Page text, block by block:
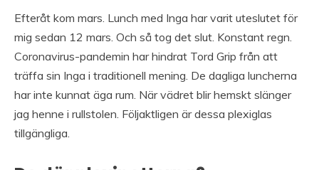
Efteråt kom mars. Lunch med Inga har varit uteslutet för
mig sedan 12 mars. Och så tog det slut. Konstant regn.
Coronavirus-pandemin har hindrat Tord Grip från att
träffa sin Inga i traditionell mening. De dagliga luncherna
har inte kunnat äga rum. När vädret blir hemskt slänger
jag henne i rullstolen. Följaktligen är dessa plexiglas
tillgängliga.